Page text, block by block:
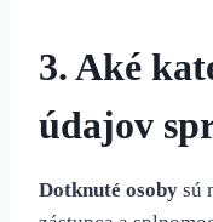
3. Aké
údajov
Dotknuté osoby sú